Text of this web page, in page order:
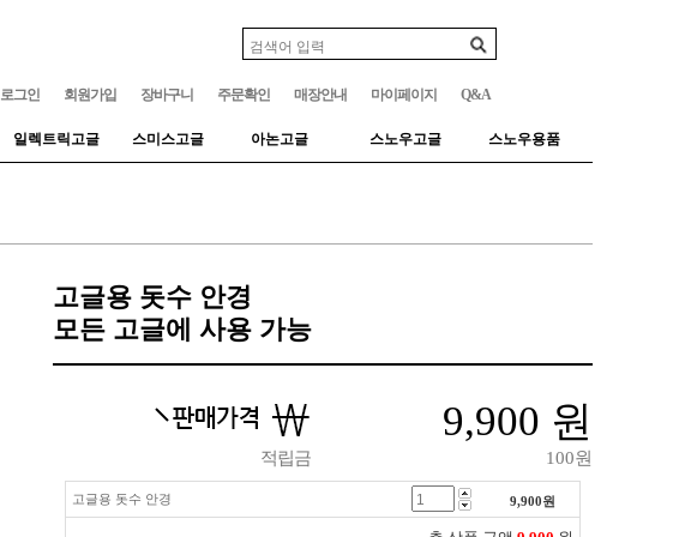
로그인 회원가입 장바구니 주문확인 매장안내 마이페이지 Q&A
일렉트릭고글 스미스고글 아논고글 스노우고글 스노우용품
고글용 돗수 안경
모든 고글에 사용 가능
9,900 원
적립금 100원
고글용 돗수 안경 9,900원